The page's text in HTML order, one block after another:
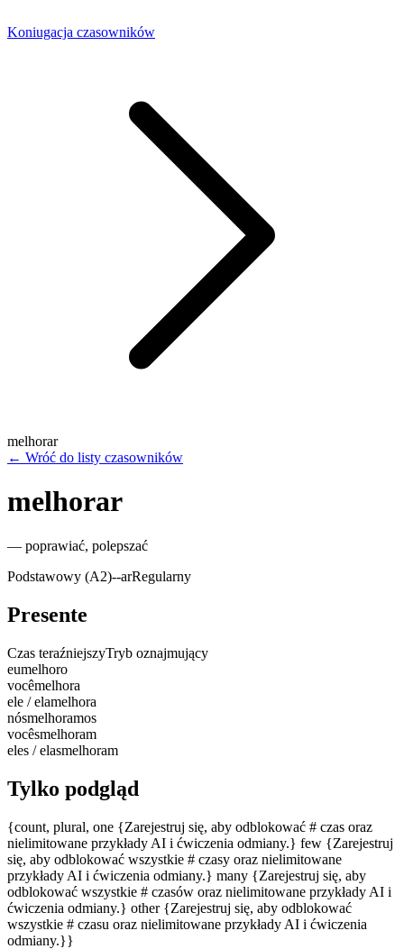
Koniugacja czasowników
melhorar
← Wróć do listy czasowników
melhorar
— poprawiać, polepszać
Podstawowy (A2)--arRegularny
Presente
Czas teraźniejszyTryb oznajmujący
eumelhoro
vocêmelhora
ele / elamelhora
nósmelhoramos
vocêsmelhoram
eles / elasmelhoram
Tylko podgląd
{count, plural, one {Zarejestruj się, aby odblokować # czas oraz
nielimitowane przykłady AI i ćwiczenia odmiany.} few {Zarejestruj
się, aby odblokować wszystkie # czasy oraz nielimitowane
przykłady AI i ćwiczenia odmiany.} many {Zarejestruj się, aby
odblokować wszystkie # czasów oraz nielimitowane przykłady AI i
ćwiczenia odmiany.} other {Zarejestruj się, aby odblokować
wszystkie # czasu oraz nielimitowane przykłady AI i ćwiczenia
odmiany.}}